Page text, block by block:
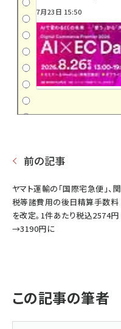
7月23日 15:50
前の記事
ヤマト運輸の「国際宅急便」、関
税等諸費用の後日精算手数料
を改定。1件あたり税込2574円
→3190円に
この記事の筆者